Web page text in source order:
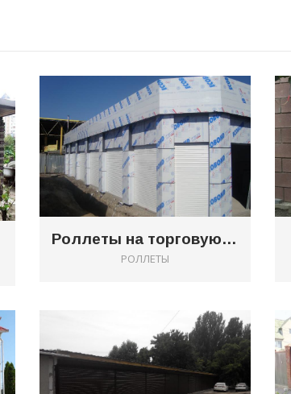
Роллеты на торговую площадку
РОЛЛЕТЫ